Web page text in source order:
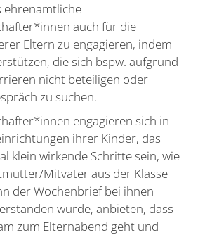
ehren­amt­liche
auch für die
Eltern zu engagieren, indem
die sich bspw. aufgrund
nicht betei­ligen oder
zu suchen.
engagieren sich in
ihrer Kinder, das
klein wirkende Schritte sein, wie
Mitvater aus der Klasse
der Wochen­brief bei ihnen
wurde, anbieten, dass
zum Eltern­abend geht und